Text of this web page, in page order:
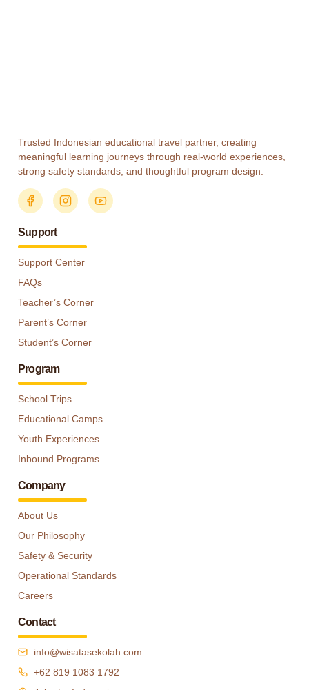
Trusted Indonesian educational travel partner, creating
meaningful learning journeys through real-world experiences,
strong safety standards, and thoughtful program design.
Support
Support Center
FAQs
Teacher’s Corner
Parent’s Corner
Student’s Corner
Program
School Trips
Educational Camps
Youth Experiences
Inbound Programs
Company
About Us
Our Philosophy
Safety & Security
Operational Standards
Careers
Contact
info@wisatasekolah.com
+62 819 1083 1792